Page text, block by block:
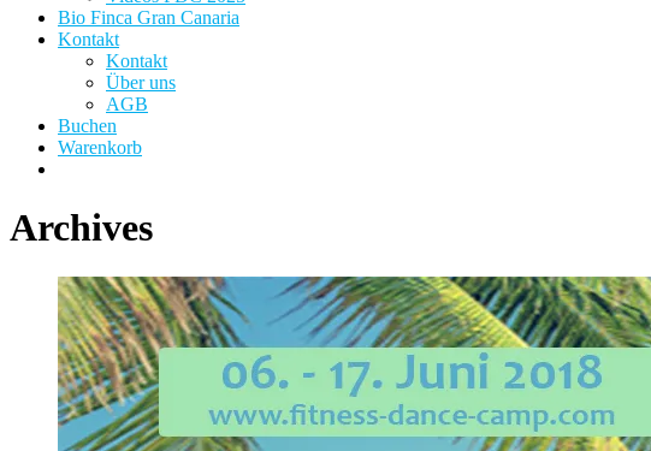
Bio Finca Gran Canaria
Kontakt
Kontakt
Über uns
AGB
Buchen
Warenkorb
Archives